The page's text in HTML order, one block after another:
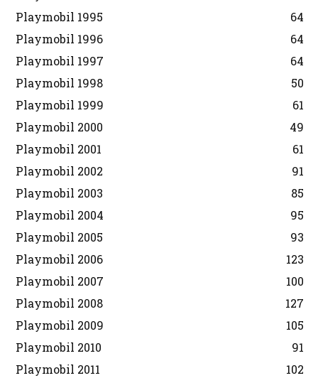
Playmobil 1995
64
Playmobil 1996
64
Playmobil 1997
64
Playmobil 1998
50
Playmobil 1999
61
Playmobil 2000
49
Playmobil 2001
61
Playmobil 2002
91
Playmobil 2003
85
Playmobil 2004
95
Playmobil 2005
93
Playmobil 2006
123
Playmobil 2007
100
Playmobil 2008
127
Playmobil 2009
105
Playmobil 2010
91
Playmobil 2011
102